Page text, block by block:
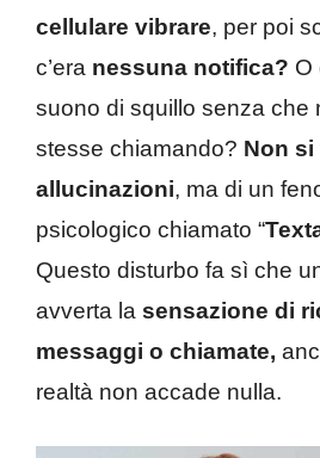
cellulare vibrare, per poi
c’era nessuna notifica? O
suono di squillo senza che
stesse chiamando? Non si
allucinazioni, ma di un
psicologico chiamato “
Questo disturbo fa sì che
avverta la sensazione di
messaggi o chiamate,
realtà non accade nulla.